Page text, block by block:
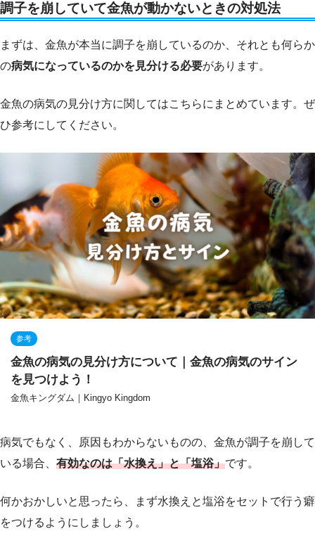
調子を崩していて金魚が動かないときの対処法
まずは、金魚が本当に調子を崩しているのか、それとも何らか
の病気になっているのかを見分ける必要があります。
金魚の病気の見分け方に関してはこちらにまとめています。ぜ
ひ参考にしてください。
参考
金魚の病気の見分け方について｜金魚の病気のサイン
を見つけよう！
金魚キングダム｜Kingyo Kingdom
病気でもなく、原因もわからないものの、金魚が調子を崩して
いる場合、 有効なのは「水換え」と「塩浴」です。
何かおかしいと思ったら、まず水換えと塩浴をセットで行う癖
をつけるようにしましょう。